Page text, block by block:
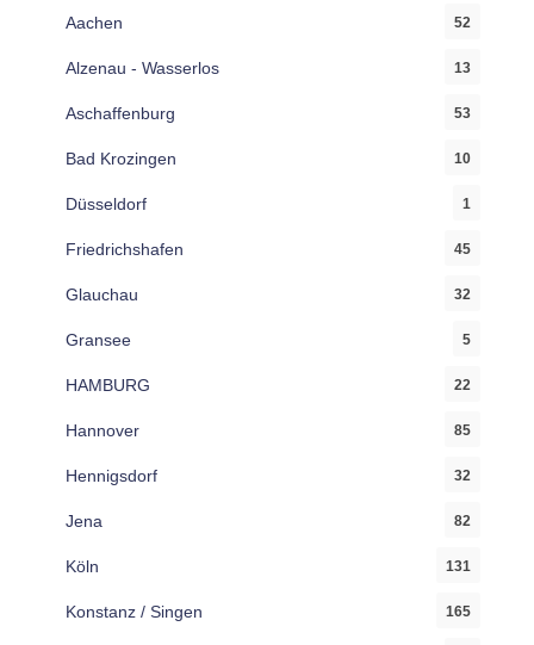
Aachen 52
Alzenau - Wasserlos 13
Aschaffenburg 53
Bad Krozingen 10
Düsseldorf 1
Friedrichshafen 45
Glauchau 32
Gransee 5
HAMBURG 22
Hannover 85
Hennigsdorf 32
Jena 82
Köln 131
Konstanz / Singen 165